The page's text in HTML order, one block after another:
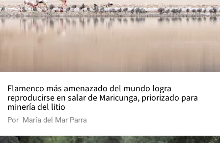
Flamenco más amenazado del mundo logra
reproducirse en salar de Maricunga, priorizado para
minería del litio
Por María del Mar Parra